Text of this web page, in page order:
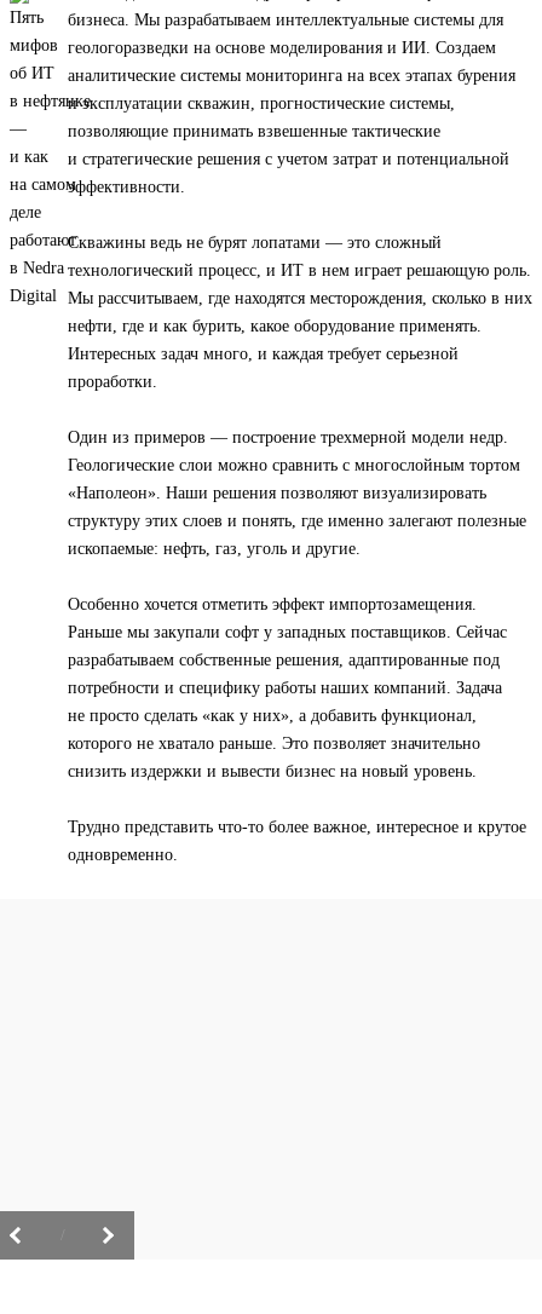
бизнеса. Мы разрабатываем интеллектуальные системы для
геологоразведки на основе моделирования и ИИ. Создаем
аналитические системы мониторинга на всех этапах бурения
и эксплуатации скважин, прогностические системы,
позволяющие принимать взвешенные тактические
и стратегические решения с учетом затрат и потенциальной
эффективности.
Скважины ведь не бурят лопатами — это сложный
технологический процесс, и ИТ в нем играет решающую роль.
Мы рассчитываем, где находятся месторождения, сколько в них
нефти, где и как бурить, какое оборудование применять.
Интересных задач много, и каждая требует серьезной
проработки.
Один из примеров — построение трехмерной модели недр.
Геологические слои можно сравнить с многослойным тортом
«Наполеон». Наши решения позволяют визуализировать
структуру этих слоев и понять, где именно залегают полезные
ископаемые: нефть, газ, уголь и другие.
Особенно хочется отметить эффект импортозамещения.
Раньше мы закупали софт у западных поставщиков. Сейчас
разрабатываем собственные решения, адаптированные под
потребности и специфику работы наших компаний. Задача
не просто сделать «как у них», а добавить функционал,
которого не хватало раньше. Это позволяет значительно
снизить издержки и вывести бизнес на новый уровень.
Трудно представить что-то более важное, интересное и крутое
одновременно.